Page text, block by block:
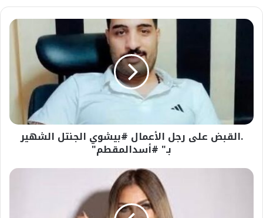
.القبض
الأعمال
#بيشوي
الشهير
#أسدالمقطم"
.القبض على رجل الأعمال #بيشوي الجنتل الشهير
بـ" #أسدالمقطم"
بعد